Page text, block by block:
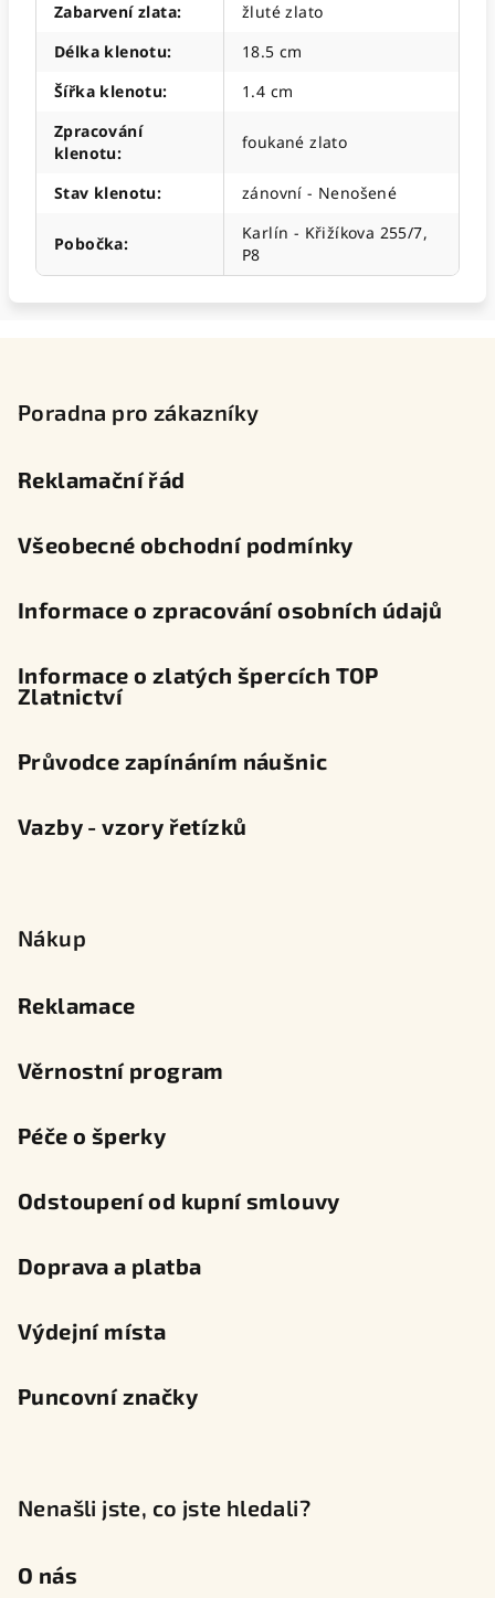
Zabarvení zlata:
žluté zlato
Délka klenotu:
18.5 cm
Šířka klenotu:
1.4 cm
Zpracování
klenotu:
foukané zlato
Stav klenotu: zánovní - Nenošené
Pobočka:
Karlín - Křižíkova 255/7,
P8
Poradna pro zákazníky
Reklamační řád
Všeobecné obchodní podmínky
Informace o zpracování osobních údajů
Informace o zlatých špercích TOP
Zlatnictví
Průvodce zapínáním náušnic
Vazby - vzory řetízků
Nákup
Reklamace
Věrnostní program
Péče o šperky
Odstoupení od kupní smlouvy
Doprava a platba
Výdejní místa
Puncovní značky
Nenašli jste, co jste hledali?
O nás